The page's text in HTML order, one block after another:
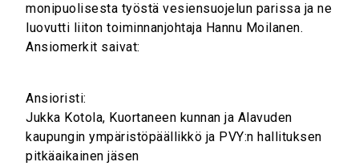
monipuolisesta työstä vesiensuojelun parissa ja ne
luovutti liiton toiminnanjohtaja Hannu Moilanen.
Ansiomerkit saivat:
Ansioristi:
Jukka Kotola, Kuortaneen kunnan ja Alavuden
kaupungin ympäristöpäällikkö ja PVY:n hallituksen
pitkäaikainen jäsen